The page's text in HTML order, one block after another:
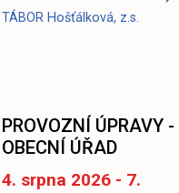
TÁBOR Hošťálková, z.s.
PROVOZNÍ ÚPRAVY -
OBECNÍ ÚŘAD
4. srpna 2026 - 7.